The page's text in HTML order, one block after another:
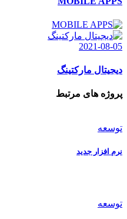
2021-08-05
دیجیتال مارکتینگ
پروژه های مرتبط
توسعه
نرم افزار جدید
توسعه